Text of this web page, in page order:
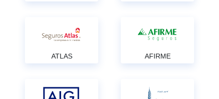
ATLAS AFIRME